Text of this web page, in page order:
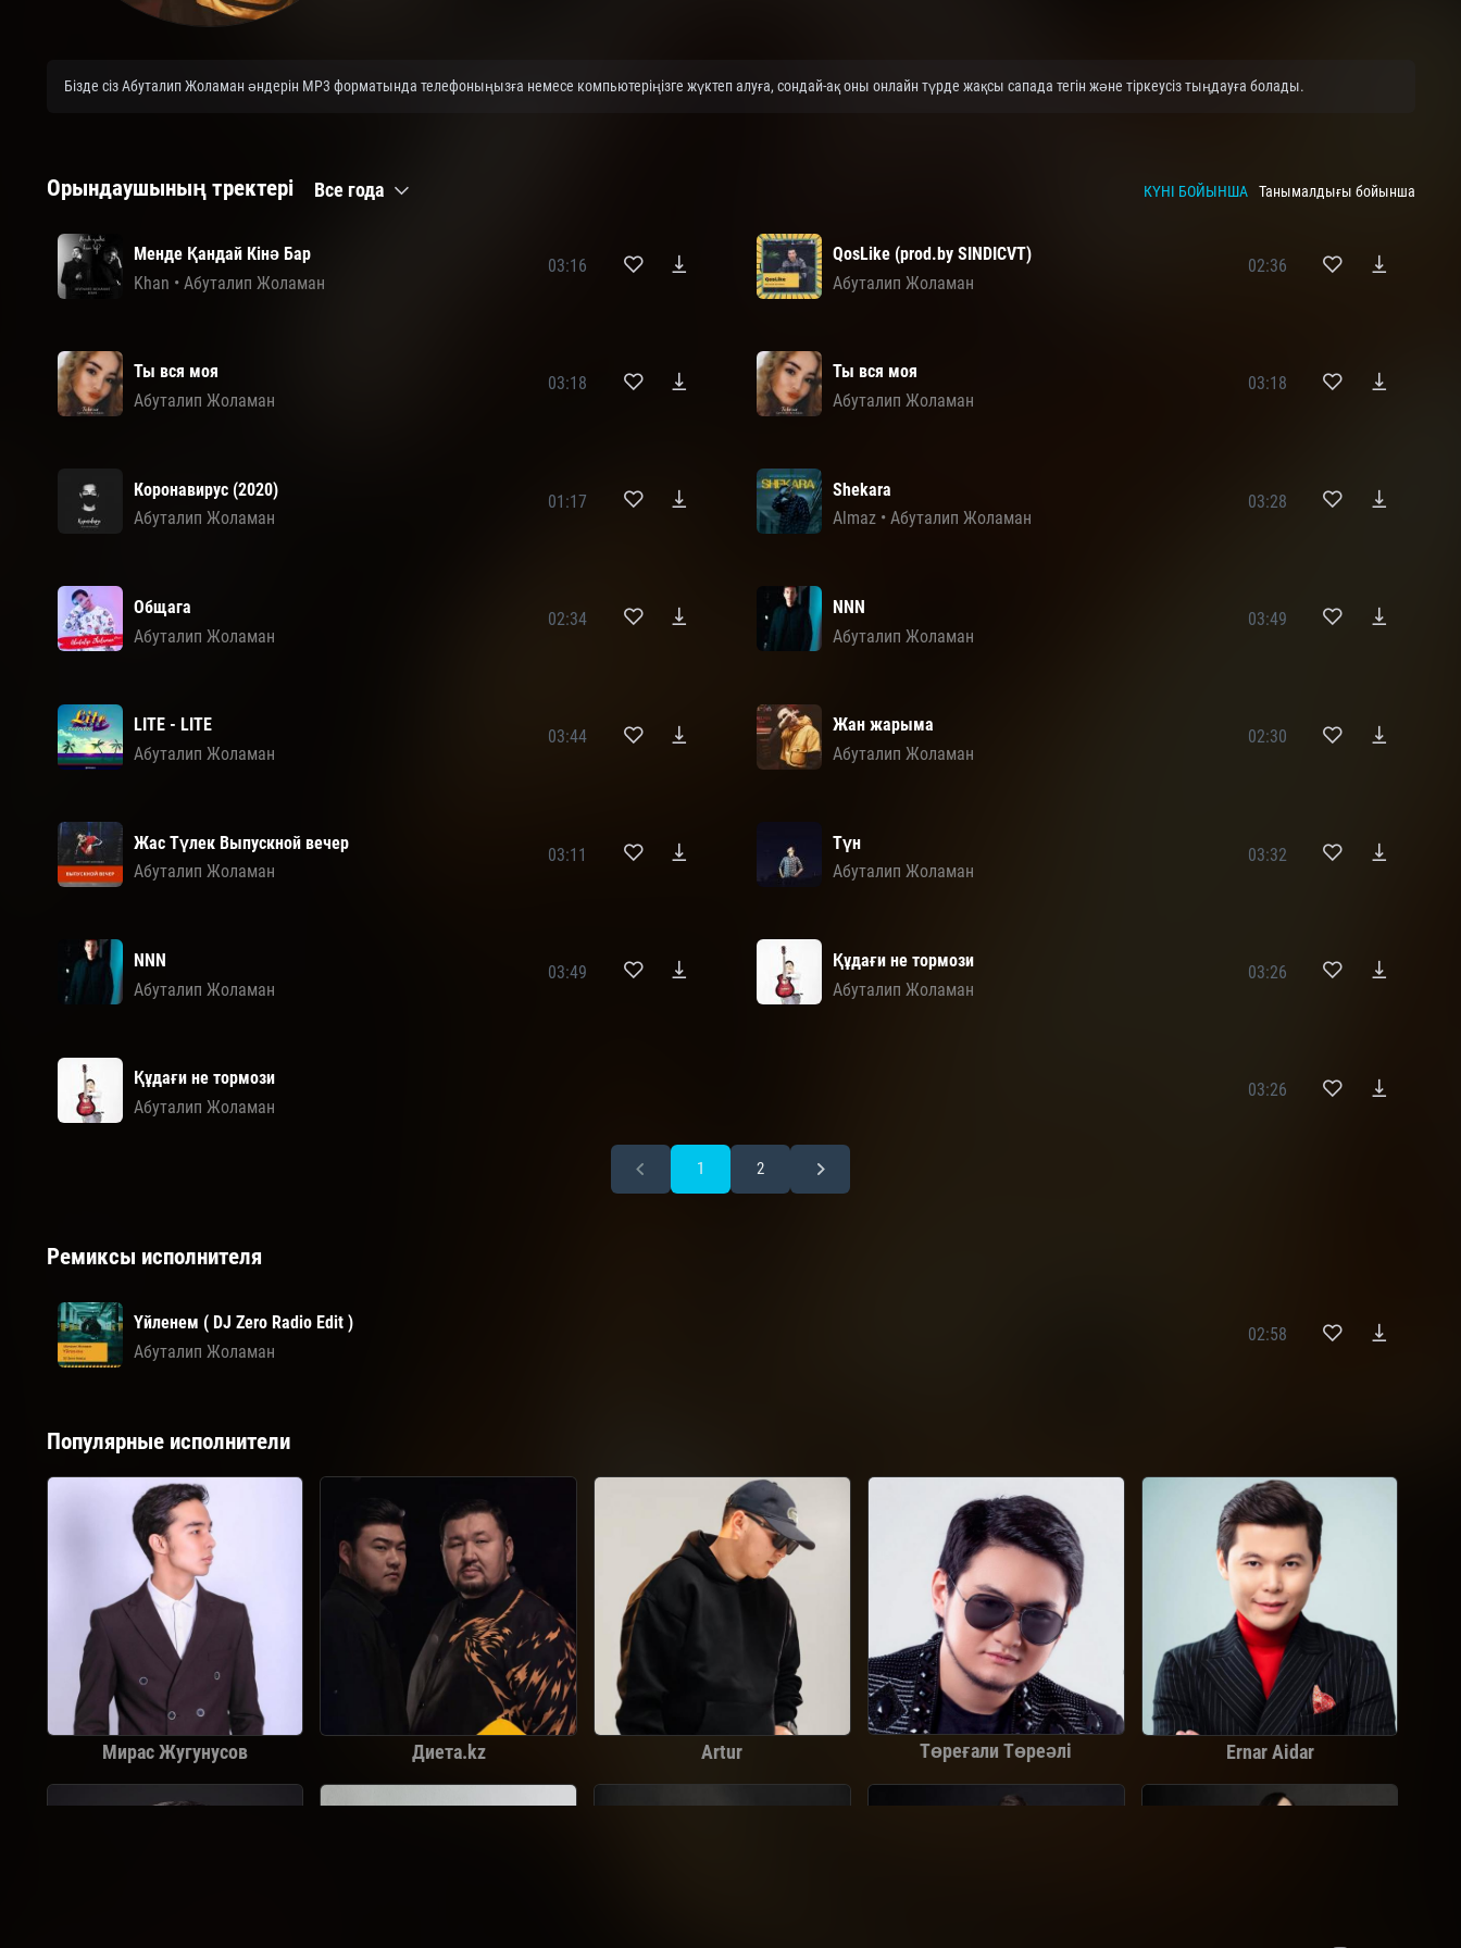
Бізде сіз Абуталип Жоламан әндерін MP3 форматында телефоныңызға немесе компьютеріңізге жүктеп алуға, сондай-ақ оны онлайн түрде жақсы сапада тегін және тіркеусіз тыңдауға болады.
Орындаушының тректері Все года КҮНІ БОЙЫНША Танымалдығы бойынша
Менде Қандай Кінә Бар
Khan • Абуталип Жоламан
03:16
QosLike (prod.by SINDICVT)
Абуталип Жоламан
02:36
Ты вся моя
Абуталип Жоламан
03:18
Ты вся моя
Абуталип Жоламан
03:18
Коронавирус (2020)
Абуталип Жоламан
01:17
Shekara
Almaz •Абуталип Жоламан
03:28
Общага
Абуталип Жоламан
02:34
NNN
Абуталип Жоламан
03:49
LITE - LITE
Абуталип Жоламан
03:44
Жан жарыма
Абуталип Жоламан
02:30
Жас Түлек Выпускной вечер
Абуталип Жоламан
03:11
Түн
Абуталип Жоламан
03:32
NNN
Абуталип Жоламан
03:49
Құдағи не тормози
Абуталип Жоламан
03:26
Құдағи не тормози
Абуталип Жоламан
03:26
1 2
Ремиксы исполнителя
Үйленем ( DJ Zero Radio Edit )
Абуталип Жоламан
02:58
Популярные исполнители
Мирас Жугунусов Диета.kz Artur Төреғали Төреәлі Ernar Aidar